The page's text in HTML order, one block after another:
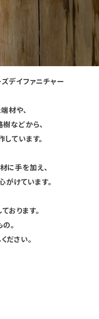
デイファニチャー
材や、
などから、
ています。
に手を加え、
がけています。
おります。
。
ださい。